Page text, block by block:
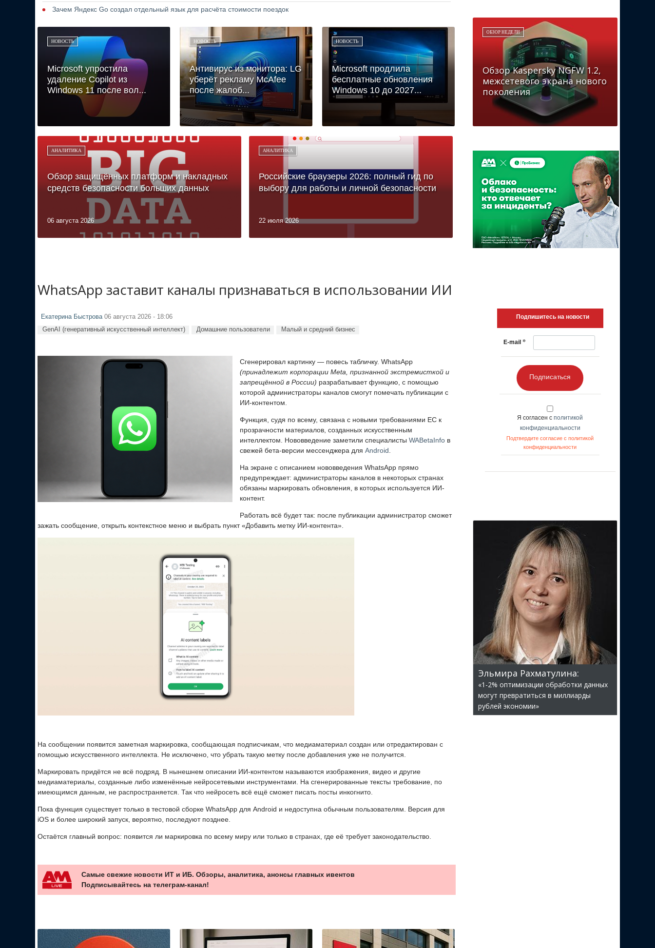
Зачем Яндекс Go создал отдельный язык для расчёта стоимости поездок
НОВОСТЬ
Microsoft упростила
удаление Copilot из
Windows 11 после вол...
НОВОСТЬ
Антивирус из монитора: LG
уберёт рекламу McAfee
после жалоб...
НОВОСТЬ
Microsoft продлила
бесплатные обновления
Windows 10 до 2027...
АНАЛИТИКА
Обзор защищённых платформ и накладных
средств безопасности больших данных
06 августа 2026
АНАЛИТИКА
Российские браузеры 2026: полный гид по
выбору для работы и личной безопасности
22 июля 2026
WhatsApp заставит каналы признаваться в использовании ИИ
Екатерина Быстрова 06 августа 2026 - 18:06
GenAI (генеративный искусственный интеллект) Домашние пользователи Малый и средний бизнес
Сгенерировал картинку — повесь табличку. WhatsApp
(принадлежит корпорации Meta, признанной экстремисткой и
запрещённой в России) разрабатывает функцию, с помощью
которой администраторы каналов смогут помечать публикации с
ИИ-контентом.
Функция, судя по всему, связана с новыми требованиями ЕС к
прозрачности материалов, созданных искусственным
интеллектом. Нововведение заметили специалисты WABetaInfo в
свежей бета-версии мессенджера для Android
На экране с описанием нововведения WhatsApp прямо
предупреждает: администраторы каналов в некоторых странах
обязаны маркировать обновления, в которых используется ИИ-
контент.
Работать всё будет так: после публикации администратор сможет
зажать сообщение, открыть контекстное меню и выбрать пункт «Добавить метку ИИ-контента».
На сообщении появится заметная маркировка, сообщающая подписчикам, что медиаматериал создан или отредактирован с
помощью искусственного интеллекта. Не исключено, что убрать такую метку после добавления уже не получится.
Маркировать придётся не всё подряд. В нынешнем описании ИИ-контентом называются изображения, видео и другие
медиаматериалы, созданные либо изменённые нейросетевыми инструментами. На сгенерированные тексты требование, по
имеющимся данным, не распространяется. Так что нейросеть всё ещё сможет писать посты инкогнито.
Пока функция существует только в тестовой сборке WhatsApp для Android и недоступна обычным пользователям. Версия для
iOS и более широкий запуск, вероятно, последуют позднее.
Остаётся главный вопрос: появится ли маркировка по всему миру или только в странах, где её требует законодательство.
Самые свежие новости ИТ и ИБ. Обзоры, аналитика, анонсы главных ивентов
Подписывайтесь на телеграм-канал!
ОБЗОР НЕДЕЛИ
Обзор Kaspersky NGFW 1.2,
межсетевого экрана нового
поколения
Подпишитесь на новости
E-mail *
Подписаться
Я согласен с политикой
конфиденциальности
Подтвердите согласие с политикой
конфиденциальности
Эльмира Рахматулина:
«1-2% оптимизации обработки данных
могут превратиться в миллиарды
рублей экономии»